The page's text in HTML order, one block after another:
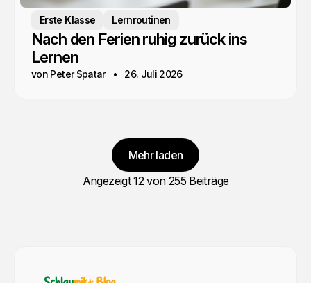
Erste Klasse Lernroutinen
Nach den Ferien ruhig zurück ins
Lernen
von Peter Spatar 26. Juli 2026
Mehr laden
Angezeigt12 von 255 Beiträge